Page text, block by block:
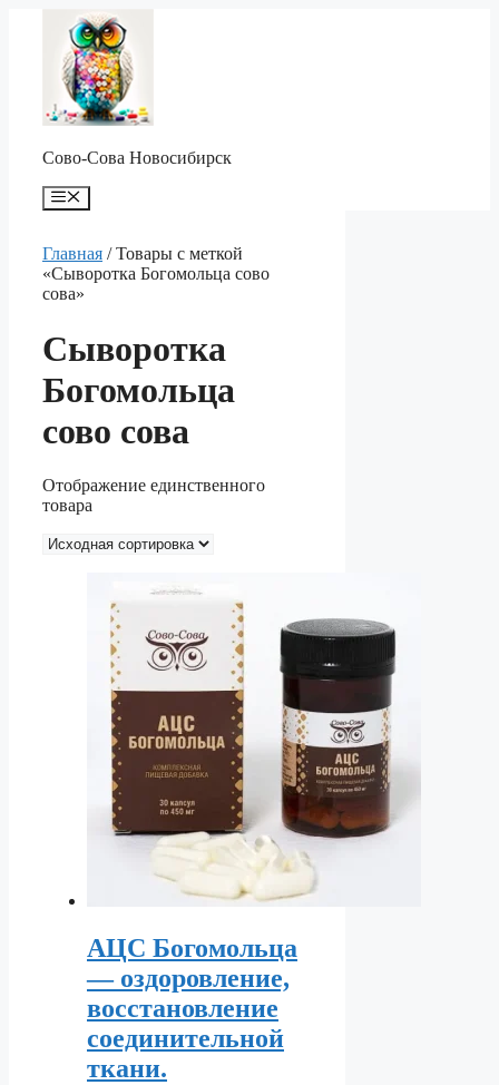
содержимому
Сово-Сова Новосибирск
Меню
Главная / Товары с меткой
«Сыворотка Богомольца сово
сова»
Сыворотка
Богомольца
сово сова
Отображение единственного
товара
АЦС Богомольца
— оздоровление,
восстановление
соединительной
ткани.